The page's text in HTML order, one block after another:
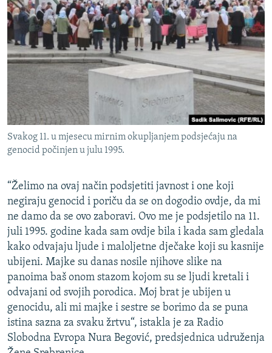
Svakog 11. u mjesecu mirnim okupljanjem podsjećaju na
genocid počinjen u julu 1995.
“Želimo na ovaj način podsjetiti javnost i one koji
negiraju genocid i poriču da se on dogodio ovdje, da mi
ne damo da se ovo zaboravi. Ovo me je podsjetilo na 11.
juli 1995. godine kada sam ovdje bila i kada sam gledala
kako odvajaju ljude i maloljetne dječake koji su kasnije
ubijeni. Majke su danas nosile njihove slike na
panoima baš onom stazom kojom su se ljudi kretali i
odvajani od svojih porodica. Moj brat je ubijen u
genocidu, ali mi majke i sestre se borimo da se puna
istina sazna za svaku žrtvu“, istakla je za Radio
Slobodna Evropa Nura Begović, predsjednica udruženja